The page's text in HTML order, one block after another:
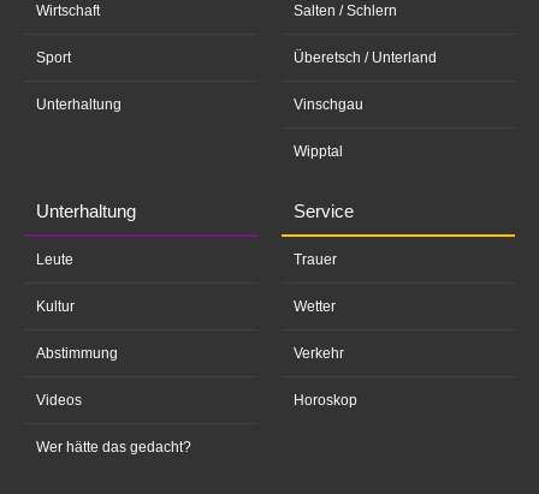
Wirtschaft
Sport
Unterhaltung
Salten / Schlern
Überetsch / Unterland
Vinschgau
Wipptal
Unterhaltung
Leute
Kultur
Abstimmung
Videos
Wer hätte das gedacht?
Service
Trauer
Wetter
Verkehr
Horoskop